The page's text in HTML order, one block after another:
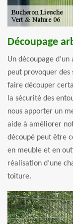
Découpage
Un découpage
peut provoquer des
faire découper
la sécurité des
nous apporter un
aide à améliorer
découpé peut être
en meuble et en
réalisation d’une
toiture.